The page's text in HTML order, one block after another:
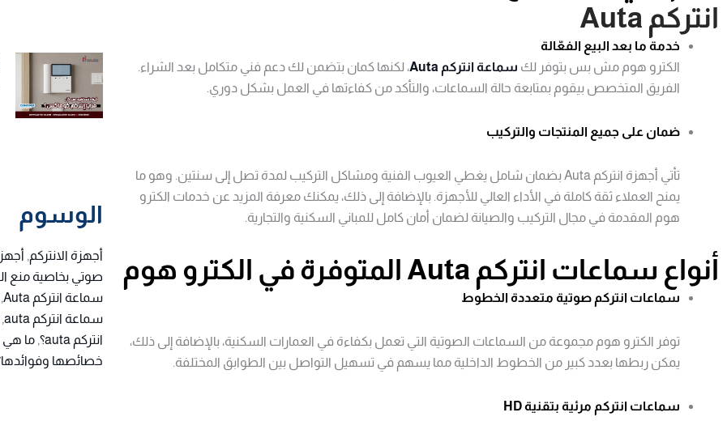
انتركم Auta
خدمة ما بعد البيع الفعّالة
الكترو هوم مش بس بتوفر لك سماعة انتركم Auta
، لكنها كمان بتضمن لك دعم فني متكامل بعد الشراء.
الفريق المتخصص بيقوم بمتابعة حالة السماعات، والتأكد من كفاءتها في العمل بشكل دوري.
ضمان على جميع المنتجات والتركيب
تأتي أجهزة انتركم Auta بضمان شامل يغطي العيوب الفنية ومشاكل التركيب لمدة تصل إلى سنتين. وهو ما
يمنح العملاء ثقة كاملة في الأداء العالي للأجهزة. بالإضافة إلى ذلك، يمكنك معرفة المزيد عن خدمات الكترو
هوم المقدمة في مجال التركيب والصيانة لضمان أمان كامل للمباني السكنية والتجارية.
أنواع سماعات انتركم Auta المتوفرة في الكترو هوم
سماعات انتركم صوتية متعددة الخطوط
توفر الكترو هوم مجموعة من السماعات الصوتية التي تعمل بكفاءة في العمارات السكنية، بالإضافة إلى ذلك،
يمكن ربطها بعدد كبير من الخطوط الداخلية مما يسهم في تسهيل التواصل بين الطوابق المختلفة.
سماعات انتركم مرئية بتقنية HD
الوسوم
أجهزة الانتركم,
صوتي بخاصية منع
سماعة انتركم Auta
,
سماعة انتركم auta
,
انتركم auta؟
,
خصائصها